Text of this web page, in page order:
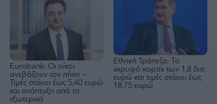
Eurobank: Οι οίκοι
ανεβάζουν τον πήχη –
Τιμές στόχοι έως 5,40 ευρώ
και ανάπτυξη από το
εξωτερικό
Εθνική Τράπεζα: Το
«κρυφό χαρτί» των 1,8 δισ.
ευρώ και τιμές στόχοι έως
18,75 ευρώ